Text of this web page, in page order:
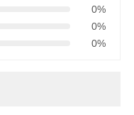
0%
0%
0%